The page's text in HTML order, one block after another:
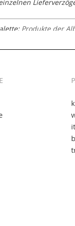
Produkte der
sowie eps